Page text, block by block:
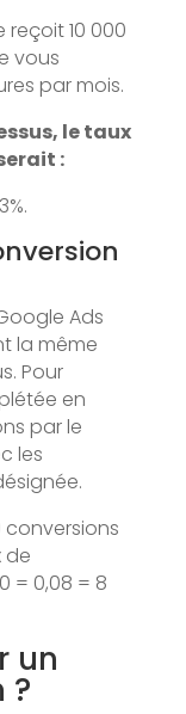
10 000
vous
par mois.
le taux
:
Ads
la même
Pour
en
par le
les
conversions
de
= 0,08 = 8
un
?